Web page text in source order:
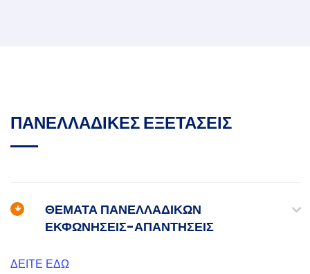
ΠΑΝΕΛΛΑΔΙΚΕΣ ΕΞΕΤΑΣΕΙΣ
ΘΕΜΑΤΑ ΠΑΝΕΛΛΑΔΙΚΩΝ
ΕΚΦΩΝΗΣΕΙΣ-ΑΠΑΝΤΗΣΕΙΣ
ΔΕΙΤΕ ΕΔΩ